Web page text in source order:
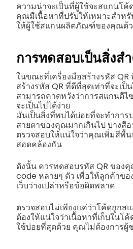
ความน่าจะเป็นที่ผู้ใช้จะสแกนโ
คุณมีเนื้อหาที่ปรับให้เหมาะสำห
ให้ผู้ใช้สแกนผลิตภัณฑ์ของคุณด้
การทดสอบเป็นสิ่งส
ในขณะที่เครื่องมือสร้างรหัส QR
สร้างรหัส QR ที่ดีที่สุดเท่าที่จะเ
สามารถคาดหวังว่าการสแกนดี
จะเป็นไปได้ง่าย
มันเป็นสิ่งที่พบได้บ่อยที่จะทำการ
สายตาของคุณมากเกินไป บางสี
ตรวจสอบให้แน่ใจว่าคุณเพิ่มสีพื้
สอดคล้องกัน
ดังนั้น ควรทดสอบรหัส QR ของ
code หลายๆ ตัว เพื่อให้ลูกค้าข
เว็บว่างเปล่าหรือข้อผิดพลาด
ตรวจสอบไม่เพียงแค่ว่าโค้ดถูกส
ต้องให้แน่ใจว่าเนื้อหาที่เก็บใน
ใช้บ่อยที่สุดด้วย คุณไม่ต้องการ